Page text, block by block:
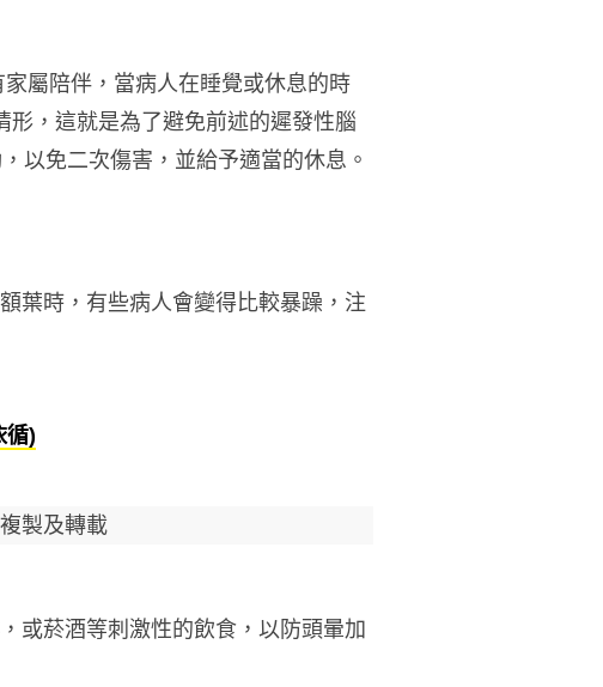
屬陪伴，當病人在睡覺或休息的時
，這就是為了避免前述的遲發性腦
以免二次傷害，並給予適當的休息。
葉時，有些病人會變得比較暴躁，注
循)
製及轉載
或菸酒等刺激性的飲食，以防頭暈加